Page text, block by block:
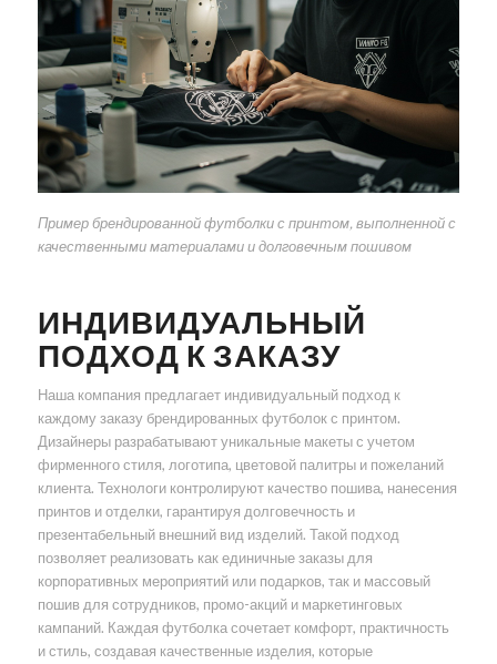
Пример брендированной футболки с принтом, выполненной с
качественными материалами и долговечным пошивом
ИНДИВИДУАЛЬНЫЙ
ПОДХОД К ЗАКАЗУ
Наша компания предлагает индивидуальный подход к
каждому заказу брендированных футболок с принтом.
Дизайнеры разрабатывают уникальные макеты с учетом
фирменного стиля, логотипа, цветовой палитры и пожеланий
клиента. Технологи контролируют качество пошива, нанесения
принтов и отделки, гарантируя долговечность и
презентабельный внешний вид изделий. Такой подход
позволяет реализовать как единичные заказы для
корпоративных мероприятий или подарков, так и массовый
пошив для сотрудников, промо-акций и маркетинговых
кампаний. Каждая футболка сочетает комфорт, практичность
и стиль, создавая качественные изделия, которые